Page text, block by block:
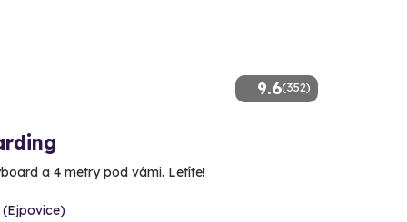
9.6(352)
a 4 metry pod vámi. Letíte!
(Ejpovice)